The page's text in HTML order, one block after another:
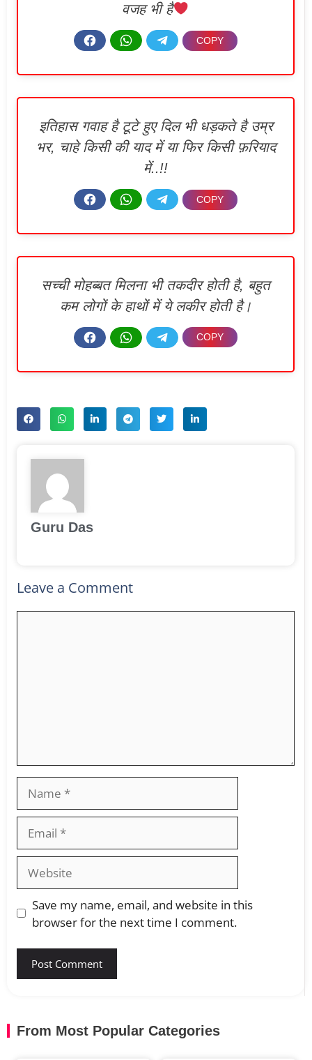
वजह भी है
इतिहास गवाह है टूटे हुए दिल भी धड़कते है उम्र
भर, चाहे किसी की याद में या फिर किसी फ़रियाद
में..!!
सच्ची मोहब्बत मिलना भी तकदीर होती है, बहुत
कम लोगों के हाथों में ये लकीर होती है।
Guru Das
Leave a Comment
Save my name, email, and website in this
browser for the next time I comment.
From Most Popular Categories